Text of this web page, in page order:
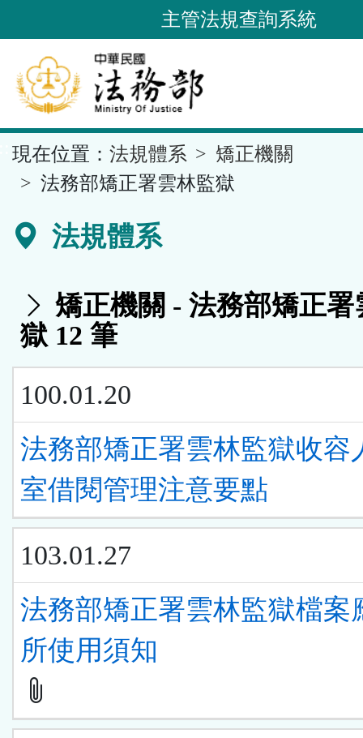
到
要
內
容
區
塊
主管法規查詢系統
現在位置： 法規體系
矯正機關
法務部矯正署雲林監獄
法規體系
矯正機關 - 法務部矯正署
獄 12 筆
100.01.20
法務部矯正署雲林監獄收容
室借閱管理注意要點
103.01.27
法務部矯正署雲林監獄檔案
所使用須知